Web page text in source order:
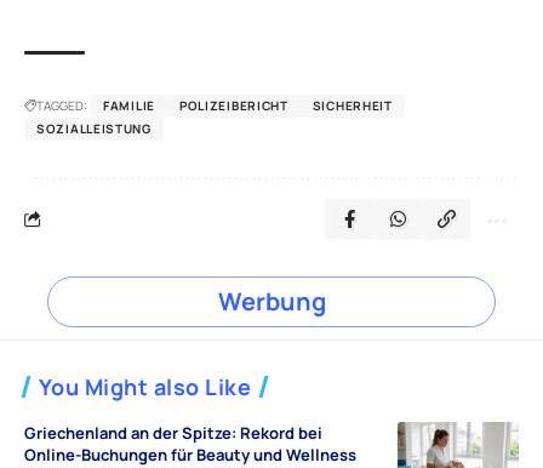
TAGGED: FAMILIE POLIZEIBERICHT
SICHERHEIT
SOZIALLEISTUNG
Werbung
You Might also Like
Griechenland an der Spitze: Rekord bei
Online-Buchungen für Beauty und Wellness